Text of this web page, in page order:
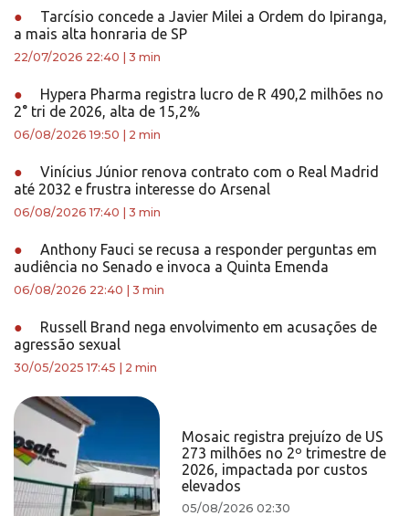
●
Tarcísio concede a Javier Milei a Ordem do Ipiranga,
a mais alta honraria de SP
22/07/2026 22:40 3 min
●
Hypera Pharma registra lucro de R 490,2 milhões no
2° tri de 2026, alta de 15,2%
06/08/2026 19:50 2 min
●
Vinícius Júnior renova contrato com o Real Madrid
até 2032 e frustra interesse do Arsenal
06/08/2026 17:40 3 min
●
Anthony Fauci se recusa a responder perguntas em
audiência no Senado e invoca a Quinta Emenda
06/08/2026 22:40 3 min
●
Russell Brand nega envolvimento em acusações de
agressão sexual
30/05/2025 17:45 2 min
Mosaic registra prejuízo de US
273 milhões no 2º trimestre de
2026, impactada por custos
elevados
05/08/2026 02:30